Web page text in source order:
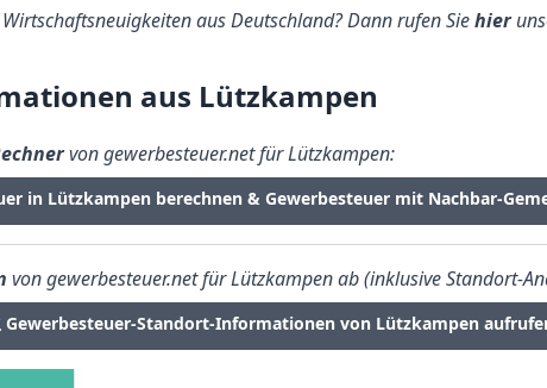
aus Deutschland? Dann rufen Siehier
aus Lützkampen
von gewerbesteuer.net für Lützkampen:
in Lützkampen berechnen & Gewerbesteuer mit Nachbar-
von gewerbesteuer.net für Lützkampen ab (inklusive Standort-
Gewerbesteuer-Standort-Informationen von Lützkampen